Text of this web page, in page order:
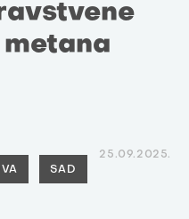
SAD
25.09.2025.